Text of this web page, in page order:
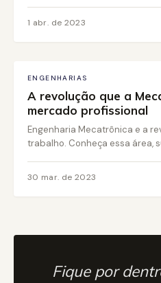
1 abr. de 2023
ENGENHARIAS
A revolução que a
mercado profissional
Engenharia Mecatrônica e a
trabalho. Conheça essa área,
30 mar. de 2023
Fique por